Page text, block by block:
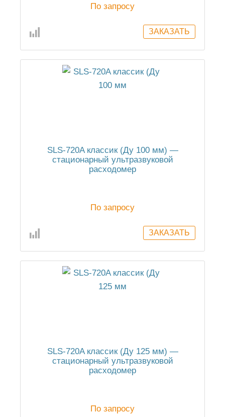
По запросу
SLS-720A классик (Ду 100 мм) —
стационарный ультразвуковой
расходомер
По запросу
SLS-720A классик (Ду 125 мм) —
стационарный ультразвуковой
расходомер
По запросу